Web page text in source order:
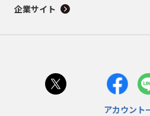
企業サイト
アカウント